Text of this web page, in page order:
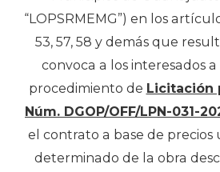
“LOPSRMEMG”) en los
53, 57, 58 y demás que
convoca a los interesados
procedimiento de Licitación
Núm. DGOP/OFF/LPN-031-
el contrato a base de precios
determinado de la obra